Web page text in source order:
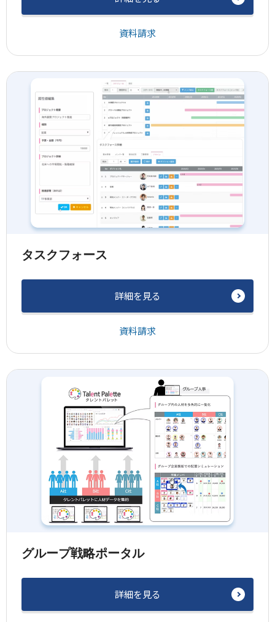
資料請求
タスクフォース
詳細を見る
資料請求
グループ戦略ポータル
詳細を見る